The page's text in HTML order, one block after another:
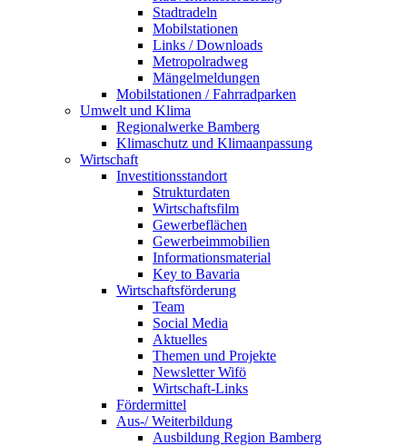
Stadtradeln
Mobilstationen
Links / Downloads
Metropolradweg
Mängelmeldungen
Mobilstationen / Fahrradparken
Umwelt und Klima
Regionalwerke Bamberg
Klimaschutz und Klimaanpassung
Wirtschaft
Investitionsstandort
Strukturdaten
Wirtschaftsfilm
Gewerbeflächen
Gewerbeimmobilien
Informationsmaterial
Key to Bavaria
Wirtschaftsförderung
Team
Social Media
Aktuelles
Themen und Projekte
Newsletter Wifö
Wirtschaft-Links
Fördermittel
Aus-/ Weiterbildung
Ausbildung Region Bamberg